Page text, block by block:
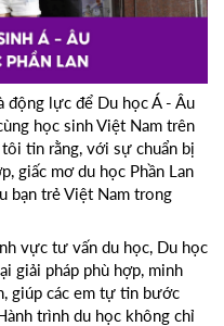
động lực để Du học Á - Âu
học sinh Việt Nam trên
tin rằng, với sự chuẩn bị
giấc mơ du học Phần Lan
bạn trẻ Việt Nam trong
vực tư vấn du học, Du học
giải pháp phù hợp, minh
giúp các em tự tin bước
trình du học không chỉ